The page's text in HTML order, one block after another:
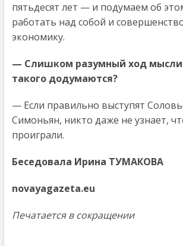
пятьдесят лет — и подумаем об
работать над собой и
экономику.
— Слишком разумный ход
такого додумаются?
— Если правильно выступят
Симоньян, никто даже не узнает,
проиграли.
Беседовала Ирина ТУМАКОВА
novayagazeta.eu
Печатается в сокращении